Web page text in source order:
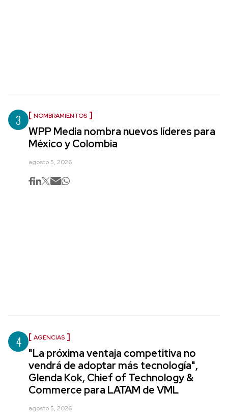
3 NOMBRAMIENTOS
WPP Media nombra nuevos líderes para
México y Colombia
agosto 5, 2026
4 AGENCIAS
"La próxima ventaja competitiva no
vendrá de adoptar más tecnología",
Glenda Kok, Chief of Technology &
Commerce para LATAM de VML
agosto 5, 2026